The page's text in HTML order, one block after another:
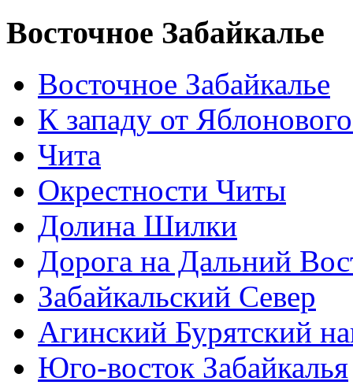
Восточное Забайкалье
Восточное Забайкалье
К западу от
Чита
Окрестности Читы
Долина Шилки
Дорога на Дальний
Забайкальский Север
Агинский Бурятский
Юго-восток Забайкалья